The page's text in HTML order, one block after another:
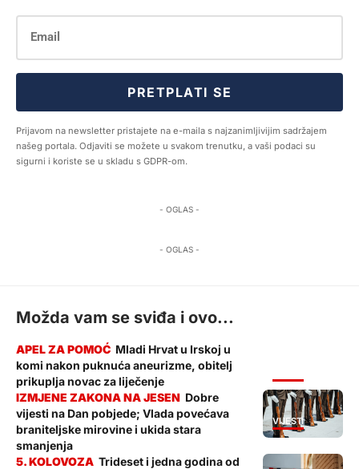
PRETPLATI SE
Prijavom na newsletter pristajete na e-maila s najzanimljivijim sadržajem
našeg portala. Odjaviti se možete u svakom trenutku, a vaši podaci su
sigurni i koriste se u skladu s GDPR-om.
- OGLAS -
- OGLAS -
Možda vam se sviđa i ovo...
Mladi Hrvat u Irskoj u
komi nakon puknuća aneurizme, obitelj
prikuplja novac za liječenje
VIJESTI
Dobre
vijesti na Dan pobjede; Vlada povećava
braniteljske mirovine i ukida stara
smanjenja
Trideset i jedna godina od